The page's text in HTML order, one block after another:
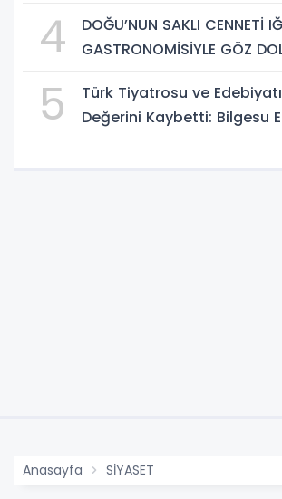
4
DOĞU’NUN SAKLI CENNETİ
GASTRONOMİSİYLE GÖZ
BULUŞMA NOKTASI
5
Türk Tiyatrosu ve
Değerini Kaybetti: Bilgesu
Anasayfa SİYASET